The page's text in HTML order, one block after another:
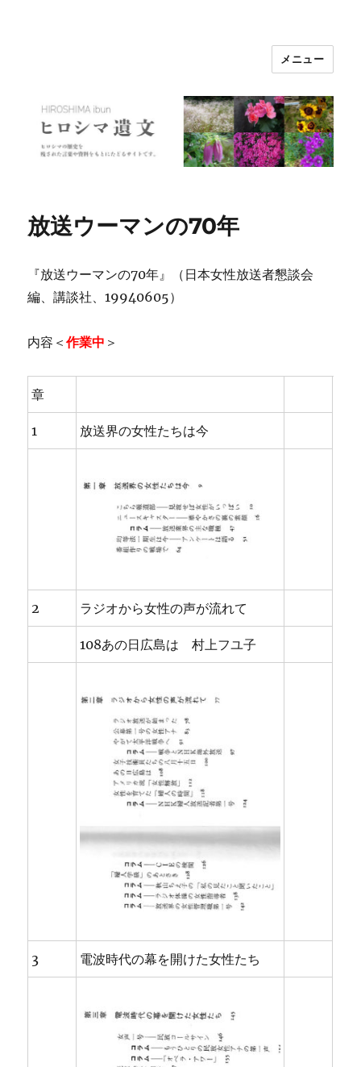
メニュー
放送ウーマンの70年
『放送ウーマンの70年』（日本女性放送者懇談会
編、講談社、19940605）
内容＜作業中 ＞
章
1 放送界の女性たちは今
2 ラジオから女性の声が流れて
108あの日広島は 村上フユ子
3 電波時代の幕を開けた女性たち